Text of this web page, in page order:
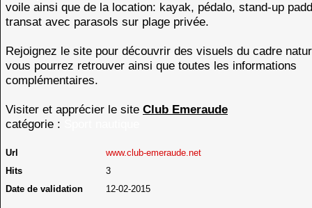
voile ainsi que de la location: kayak, pédalo, stand-up
transat avec parasols sur plage privée.
Rejoignez le site pour découvrir des visuels du cadre
vous pourrez retrouver ainsi que toutes les informations
complémentaires.
Visiter et apprécier le site Club Emeraude
catégorie :
Url
www.club-emeraude.net
Hits
3
Date de validation
12-02-2015